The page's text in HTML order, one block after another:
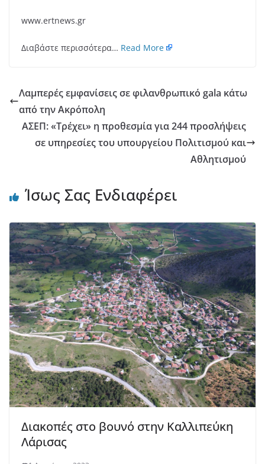
www.ertnews.gr
Διαβάστε περισσότερα… Read More
Λαμπερές εμφανίσεις σε φιλανθρωπικό gala κάτω
από την Ακρόπολη
ΑΣΕΠ: «Τρέχει» η προθεσμία για 244 προσλήψεις
σε υπηρεσίες του υπουργείου Πολιτισμού και
Αθλητισμού
Ίσως Σας Ενδιαφέρει
Διακοπές στο βουνό στην Καλλιπεύκη
Λάρισας